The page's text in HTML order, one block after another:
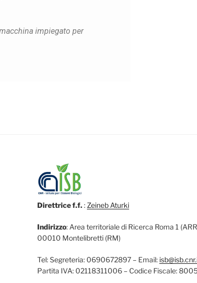
impiegato per
Direttrice f.f.: Zeineb Aturki
Indirizzo: Area territoriale di Ricerca Roma 1
00010 Montelibretti (RM)
Tel: Segreteria: 0690672897 – Email:
Partita IVA: 02118311006 – Codice Fiscale: